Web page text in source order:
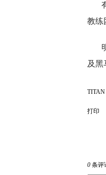
教练
及黑
打印
0 条评